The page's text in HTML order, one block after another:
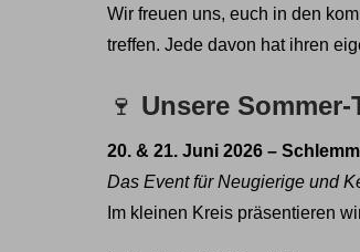
Wir freuen uns, euch in den
treffen. Jede davon hat ihren
🍷 Unsere
20. & 21. Juni 2026 –
Das Event für Neugierige und
Im kleinen Kreis präsentieren